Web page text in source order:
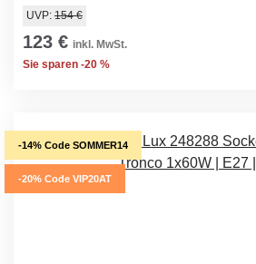
UVP: 154 €
123 € inkl. MwSt.
Sie sparen -20 %
-14% Code SOMMER14
-20% Code VIP20AT